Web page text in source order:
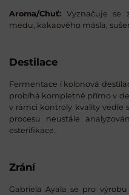
Aroma/Chuť: Vyznačuje se
medu, kakaového másla,
Destilace
Fermentace i kolonová
probíhá kompletně přímo v
v rámci kontroly kvality vedle
procesu neustále
esterifikace.
Zrání
Gabriela Ayala se pro